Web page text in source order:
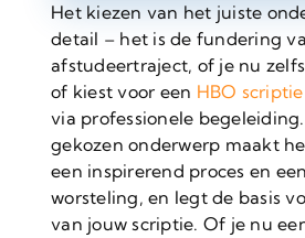
Het kiezen van het juiste
detail – het is de fundering
afstudeertraject, of je nu
of kiest voor een HBO
via professionele
gekozen onderwerp maakt
een inspirerend proces en
worsteling, en legt de basis
van jouw scriptie. Of je nu